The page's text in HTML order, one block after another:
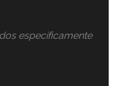
específicamente